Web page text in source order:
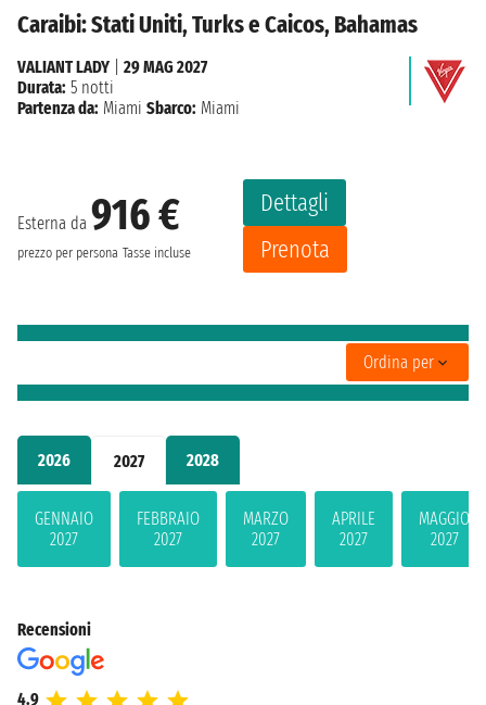
2026 2027 2028
GENNAIO
2027
FEBBRAIO
2027
MARZO
2027
APRILE
2027
MAGGIO
2027
Caraibi: Stati Uniti, Turks e Caicos, Bahamas
Esterna da 916 €
prezzo per persona Tasse incluse
Dettagli
Prenota
VALIANT LADY
29 MAG 2027
Durata: 5 notti
Partenza da: Miami Sbarco: Miami
Ordina per
Recensioni
4.9